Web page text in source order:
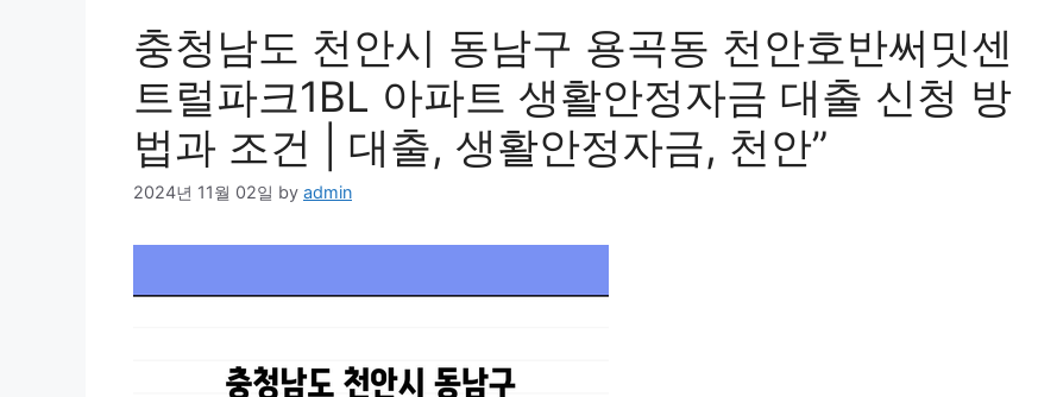
충청남도 천안시 동남구 용곡동 천안호반써밋센
트럴파크1BL 아파트 생활안정자금 대출 신청 방
법과 조건 | 대출, 생활안정자금, 천안”
2024년 11월 02일 by admin